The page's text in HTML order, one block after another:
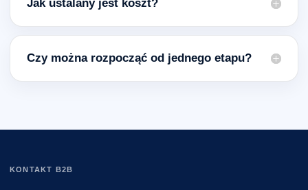
Jak ustalany jest koszt?
Czy można rozpocząć od jednego etapu?
KONTAKT B2B